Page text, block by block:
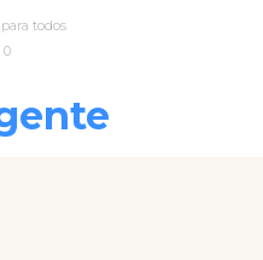
todos
0